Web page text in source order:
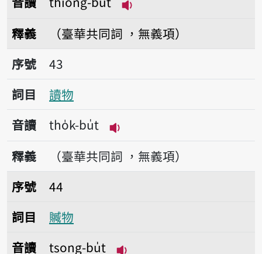
釋義
（臺華共同詞 ，無義項）
序號43讀物
序號
43
詞目
讀物
音讀
tho̍k-bu̍t
播放音讀tho̍k-bu̍t
釋義
（臺華共同詞 ，無義項）
序號44贓物
序號
44
詞目
贓物
音讀
tsong-bu̍t